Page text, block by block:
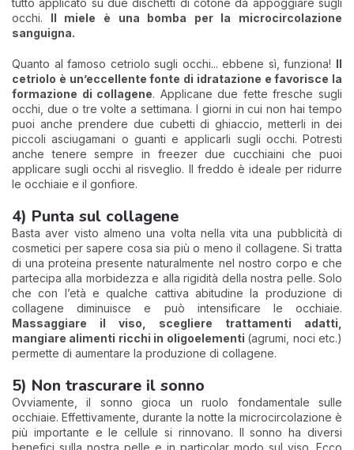
tutto applicato su due dischetti di cotone da appoggiare sugli
occhi. Il miele è una bomba per la microcircolazione
sanguigna.
Quanto al famoso cetriolo sugli occhi... ebbene sì, funziona! Il
cetriolo è un’eccellente fonte di idratazione e favorisce la
formazione di collagene. Applicane due fette fresche sugli
occhi, due o tre volte a settimana. I giorni in cui non hai tempo
puoi anche prendere due cubetti di ghiaccio, metterli in dei
piccoli asciugamani o guanti e applicarli sugli occhi. Potresti
anche tenere sempre in freezer due cucchiaini che puoi
applicare sugli occhi al risveglio. Il freddo è ideale per ridurre
le occhiaie e il gonfiore.
4) Punta sul collagene
Basta aver visto almeno una volta nella vita una pubblicità di
cosmetici per sapere cosa sia più o meno il collagene. Si tratta
di una proteina presente naturalmente nel nostro corpo e che
partecipa alla morbidezza e alla rigidità della nostra pelle. Solo
che con l’età e qualche cattiva abitudine la produzione di
collagene diminuisce e può intensificare le occhiaie.
Massaggiare il viso, scegliere trattamenti adatti,
mangiare alimenti ricchi in oligoelementi (agrumi, noci etc.)
permette di aumentare la produzione di collagene.
5) Non trascurare il sonno
Ovviamente, il sonno gioca un ruolo fondamentale sulle
occhiaie. Effettivamente, durante la notte la microcircolazione è
più importante e le cellule si rinnovano. Il sonno ha diversi
benefici sulla nostra pelle e in particolar modo sul viso. Ecco